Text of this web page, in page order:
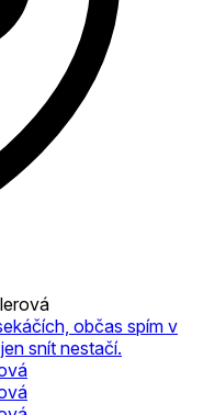
občas spím v
snít nestačí.